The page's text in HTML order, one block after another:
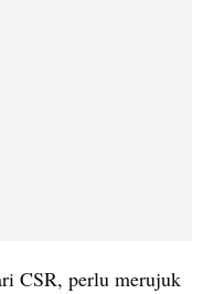
CSR, perlu merujuk